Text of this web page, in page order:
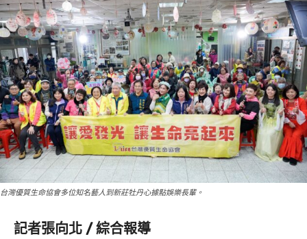
台灣優質生命協會多位知名藝人到新莊牡丹心據點娛樂長輩。
記者張向北 / 綜合報導